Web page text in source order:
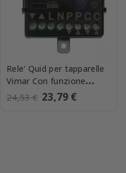
Rele' Quid per tapparelle
Vimar Con funzione
chiusura generale Vimar
03996
24,53 € 23,79 €